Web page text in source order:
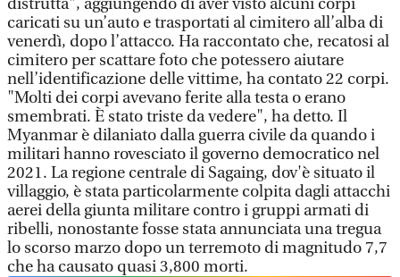
distrutta", aggiungendo di aver visto alcuni corpi
caricati su un’auto e trasportati al cimitero all’alba di
venerdì, dopo l’attacco. Ha raccontato che, recatosi al
cimitero per scattare foto che potessero aiutare
nell’identificazione delle vittime, ha contato 22 corpi.
"Molti dei corpi avevano ferite alla testa o erano
smembrati. È stato triste da vedere", ha detto. Il
Myanmar è dilaniato dalla guerra civile da quando i
militari hanno rovesciato il governo democratico nel
2021. La regione centrale di Sagaing, dov'è situato il
villaggio, è stata particolarmente colpita dagli attacchi
aerei della giunta militare contro i gruppi armati di
ribelli, nonostante fosse stata annunciata una tregua
lo scorso marzo dopo un terremoto di magnitudo 7,7
che ha causato quasi 3,800 morti.